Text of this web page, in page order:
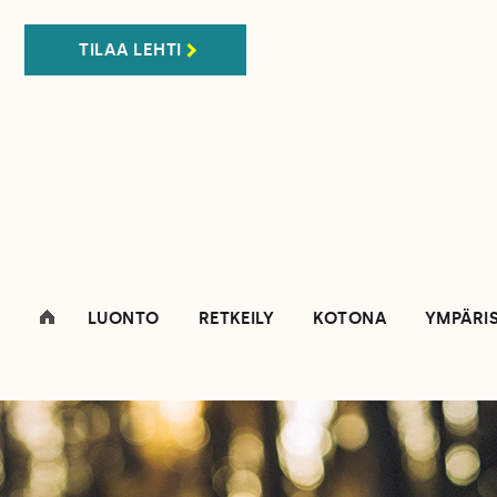
TILAA LEHTI
LUONTO RETKEILY KOTONA